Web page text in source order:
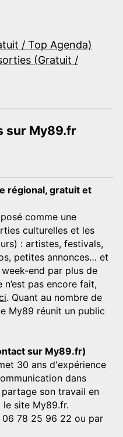
/ Top Agenda)
(Gratuit /
sur My89.fr
régional, gratuit et
comme une
culturelles et les
: artistes, festivals,
petites annonces… et
end par plus de
n’est pas encore fait,
. Quant au nombre de
My89 réunit un public
sur My89.fr)
30 ans d'expérience
dans
son travail en
site My89.fr.
78 25 96 22 ou par